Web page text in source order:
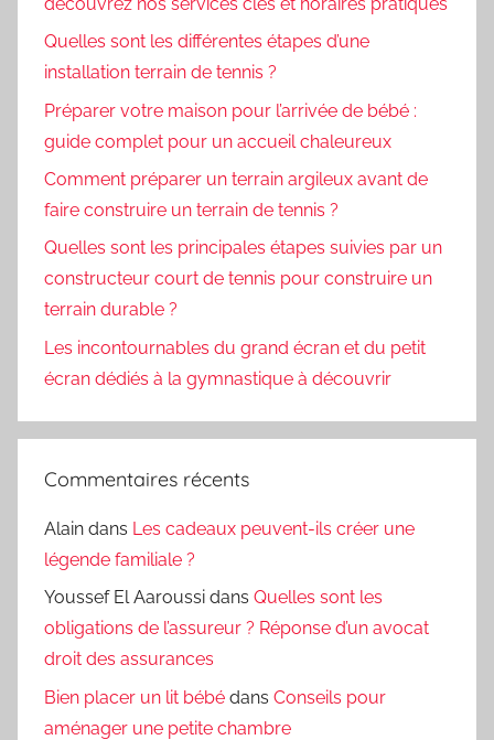
Quelles sont les différentes étapes d’une
installation terrain de tennis ?
Préparer votre maison pour l’arrivée de bébé :
guide complet pour un accueil chaleureux
Comment préparer un terrain argileux avant de
faire construire un terrain de tennis ?
Quelles sont les principales étapes suivies par un
constructeur court de tennis pour construire un
terrain durable ?
Les incontournables du grand écran et du petit
écran dédiés à la gymnastique à découvrir
Commentaires récents
Alain dans Les cadeaux peuvent-ils créer une
légende familiale ?
Youssef El Aaroussi dans Quelles sont les
obligations de l’assureur ? Réponse d’un avocat
droit des assurances
Bien placer un lit bébé dans Conseils pour
aménager une petite chambre